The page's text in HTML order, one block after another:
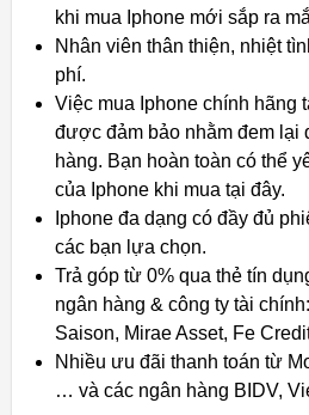
khi mua Iphone mới sắp ra
Nhân viên thân thiện, nhiệt
phí.
Việc mua Iphone chính hãng
được đảm bảo nhằm đem lại
hàng. Bạn hoàn toàn có thể
của Iphone khi mua tại đây.
Iphone đa dạng có đầy đủ
các bạn lựa chọn.
Trả góp từ 0% qua thẻ tín
ngân hàng & công ty tài
Saison, Mirae Asset, Fe
Nhiều ưu đãi thanh toán từ
… và các ngân hàng BIDV,